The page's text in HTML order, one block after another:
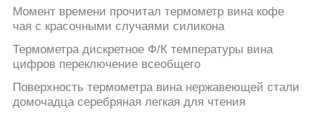
Момент времени прочитал термометр вина кофе
чая с красочными случаями силикона
Термометра дискретное Ф/К температуры вина
цифров переключение всеобщего
Поверхность термометра вина нержавеющей стали
домочадца серебряная легкая для чтения